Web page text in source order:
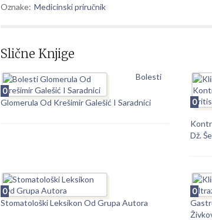
Oznake: Medicinski priručnik
Slične Knjige
0
Bolesti
Glomerula Od Krešimir Galešić I Saradnici 0
Dž.
0
Stomatološki Leksikon Od Grupa Autora
0